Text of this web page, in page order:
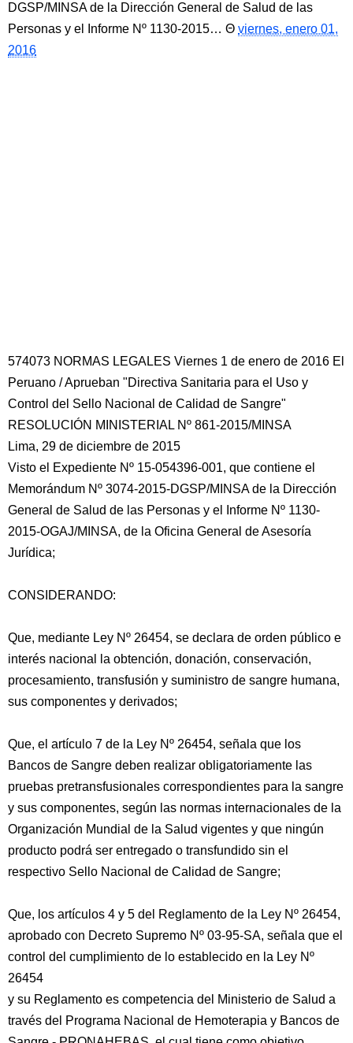
DGSP/MINSA de la Dirección General de Salud de las
Personas y el Informe Nº 1130-2015…
viernes, enero 01,
2016
574073 NORMAS LEGALES Viernes 1 de enero de 2016 El
Peruano / Aprueban "Directiva Sanitaria para el Uso y
Control del Sello Nacional de Calidad de Sangre"
RESOLUCIÓN MINISTERIAL Nº 861-2015/MINSA
Lima, 29 de diciembre de 2015
Visto el Expediente Nº 15-054396-001, que contiene el
Memorándum Nº 3074-2015-DGSP/MINSA de la Dirección
General de Salud de las Personas y el Informe Nº 1130-
2015-OGAJ/MINSA, de la Oficina General de Asesoría
Jurídica;
CONSIDERANDO:
Que, mediante Ley Nº 26454, se declara de orden público e
interés nacional la obtención, donación, conservación,
procesamiento, transfusión y suministro de sangre humana,
sus componentes y derivados;
Que, el artículo 7 de la Ley Nº 26454, señala que los
Bancos de Sangre deben realizar obligatoriamente las
pruebas pretransfusionales correspondientes para la sangre
y sus componentes, según las normas internacionales de la
Organización Mundial de la Salud vigentes y que ningún
producto podrá ser entregado o transfundido sin el
respectivo Sello Nacional de Calidad de Sangre;
Que, los artículos 4 y 5 del Reglamento de la Ley Nº 26454,
aprobado con Decreto Supremo Nº 03-95-SA, señala que el
control del cumplimiento de lo establecido en la Ley Nº
26454
y su Reglamento es competencia del Ministerio de Salud a
través del Programa Nacional de Hemoterapia y Bancos de